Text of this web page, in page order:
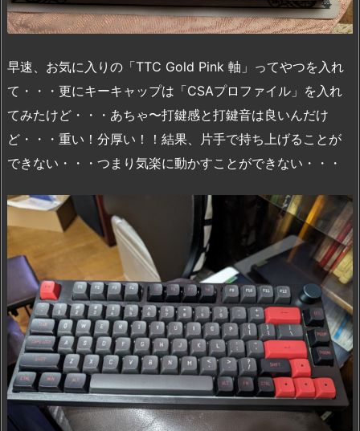
早速、お気に入りの「TTC Gold Pink 軸」ってやつを入れ
て・・・更にキーキャップは「CSAプロファイル」を入れ
てみたけど・・・あちゃ〜打鍵感と打鍵音は良いんだけ
ど・・・重い！分厚い！！結果、片手で持ち上げることが
できない・・・つまり気楽に動かすことができない・・・